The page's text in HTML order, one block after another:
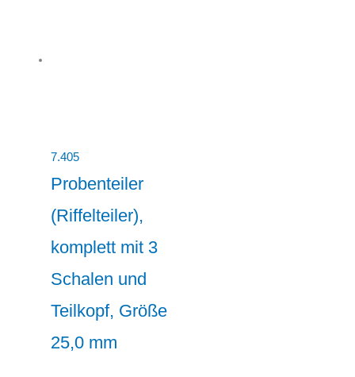
7.405
Probenteiler
(Riffelteiler),
komplett mit 3
Schalen und
Teilkopf, Größe
25,0 mm